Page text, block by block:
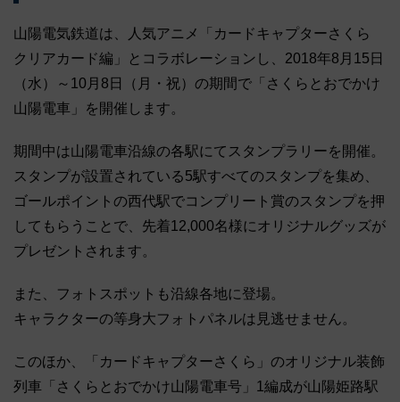
山陽電気鉄道は、人気アニメ「カードキャプターさくら
クリアカード編」とコラボレーションし、2018年8月15日
（水）～10月8日（月・祝）の期間で「さくらとおでかけ
山陽電車」を開催します。
期間中は山陽電車沿線の各駅にてスタンプラリーを開催。
スタンプが設置されている5駅すべてのスタンプを集め、
ゴールポイントの西代駅でコンプリート賞のスタンプを押
してもらうことで、先着12,000名様にオリジナルグッズが
プレゼントされます。
また、フォトスポットも沿線各地に登場。
キャラクターの等身大フォトパネルは見逃せません。
このほか、「カードキャプターさくら」のオリジナル装飾
列車「さくらとおでかけ山陽電車号」1編成が山陽姫路駅